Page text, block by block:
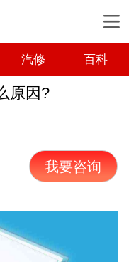
汽修 百科
原因?
我要咨询